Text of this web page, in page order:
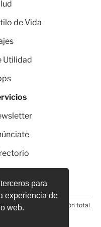
para
experiencia de
web.
de Vida
Utilidad
la reproducción total
medio electrónico*